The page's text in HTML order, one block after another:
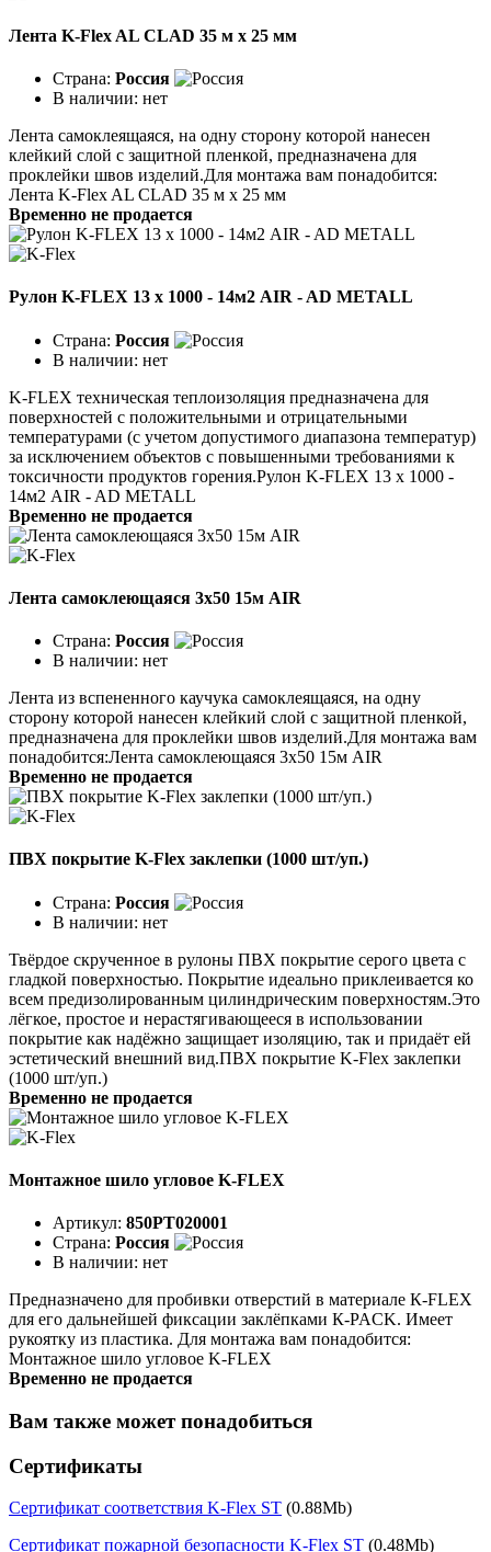
Лента K-Flex AL CLAD 35 м x 25 мм
Страна: Россия
В наличии: нет
Лента самоклеящаяся, на одну сторону которой нанесен
клейкий слой с защитной пленкой, предназначена для
проклейки швов изделий.Для монтажа вам понадобится:
Лента K-Flex AL CLAD 35 м x 25 мм
Временно не продается
Рулон K-FLEX 13 x 1000 - 14м2 AIR - AD METALL
Страна: Россия
В наличии: нет
K-FLEX техническая теплоизоляция предназначена для
поверхностей с положительными и отрицательными
температурами (с учетом допустимого диапазона температур)
за исключением объектов с повышенными требованиями к
токсичности продуктов горения.Рулон K-FLEX 13 x 1000 -
14м2 AIR - AD METALL
Временно не продается
Лента самоклеющаяся 3x50 15м AIR
Страна: Россия
В наличии: нет
Лента из вспененного каучука самоклеящаяся, на одну
сторону которой нанесен клейкий слой с защитной пленкой,
предназначена для проклейки швов изделий.Для монтажа вам
понадобится:Лента самоклеющаяся 3х50 15м AIR
Временно не продается
ПВХ покрытие K-Flex заклепки (1000 шт/уп.)
Страна: Россия
В наличии: нет
Твёрдое скрученное в рулоны ПВХ покрытие серого цвета с
гладкой поверхностью. Покрытие идеаль­но приклеивается ко
всем предизолированным цилинд­рическим поверхностям.Это
лёгкое, простое и нерастягивающееся в ис­пользовании
покрытие как надёжно защищает изоляцию, так и придаёт ей
эстетический внешний вид.ПВХ покрытие K-Flex заклепки
(1000 шт/уп.)
Временно не продается
Монтажное шило угловое K-FLEX
Артикул: 850PT020001
Страна: Россия
В наличии: нет
Предназначено для пробивки отверстий в материале К-FLEX
для его дальнейшей фиксации заклёпками К-PACK. Имеет
рукоятку из пластика. Для монтажа вам понадобится:
Монтажное шило угловое K-FLEX
Временно не продается
Вам также может понадобиться
Сертификаты
Сертификат соответствия K-Flex ST (0.88Mb)
Сертификат пожарной безопасности K-Flex ST (0.48Mb)